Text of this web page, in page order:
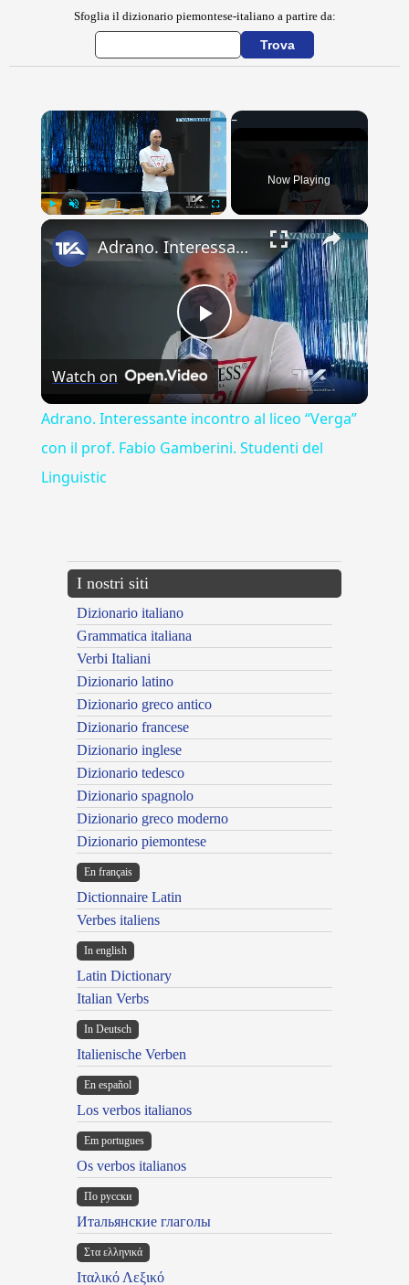
Sfoglia il dizionario piemontese-italiano a partire da:
×
Now Playing
×
Play
Video
Adrano. Interessante incontro al liceo “Verga” con il prof. Fabio Gamberini. Studenti del Linguistic
Watch on
Adrano. Interessante incontro al liceo “Verga”
con il prof. Fabio Gamberini. Studenti del
Linguistic
I nostri siti
Dizionario italiano
Grammatica italiana
Verbi Italiani
Dizionario latino
Dizionario greco antico
Dizionario francese
Dizionario inglese
Dizionario tedesco
Dizionario spagnolo
Dizionario greco moderno
Dizionario piemontese
En français
Dictionnaire Latin
Verbes italiens
In english
Latin Dictionary
Italian Verbs
In Deutsch
Italienische Verben
En español
Los verbos italianos
Em portugues
Os verbos italianos
По русски
Итальянские глаголы
Στα ελληνικά
Ιταλικό Λεξικό